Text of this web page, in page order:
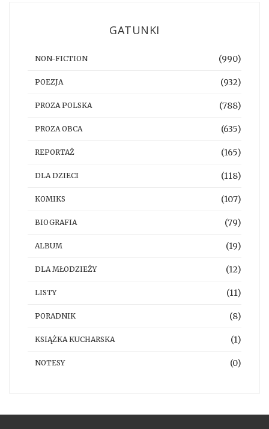
GATUNKI
NON-FICTION (990)
POEZJA (932)
PROZA POLSKA (788)
PROZA OBCA (635)
REPORTAŻ (165)
DLA DZIECI (118)
KOMIKS (107)
BIOGRAFIA (79)
ALBUM (19)
DLA MŁODZIEŻY (12)
LISTY (11)
PORADNIK (8)
KSIĄŻKA KUCHARSKA (1)
NOTESY (0)